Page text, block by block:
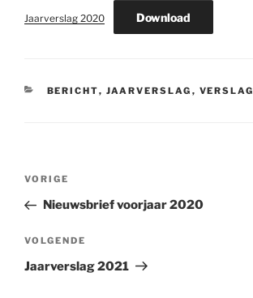
Jaarverslag 2020 Download
CATEGORIEËN
BERICHT, JAARVERSLAG , VERSLAG
Bericht
Vorig
bericht
VORIGE
Nieuwsbrief voorjaar 2020
Volgend
bericht
VOLGENDE
Jaarverslag 2021